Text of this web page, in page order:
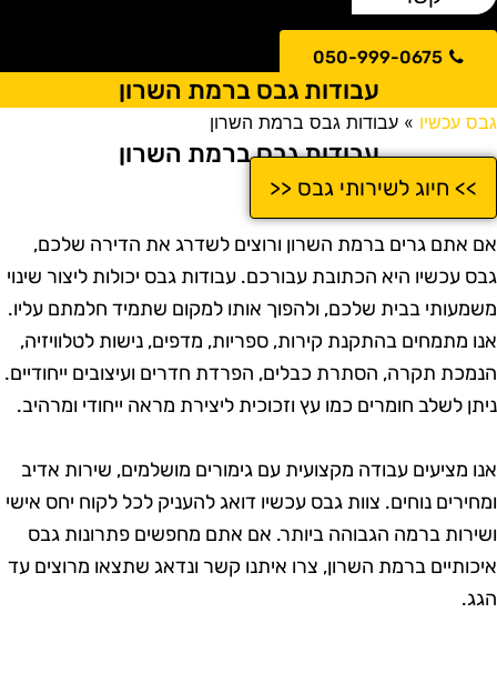
050-999-0675
עבודות גבס ברמת השרון
עכשיו» עבודות גבס ברמת השרון
עבודות גבס ברמת השרון
>> חיוג לשירותי גבס <<
אתם גרים ברמת השרון ורוצים לשדרג את הדירה שלכם,
עכשיו היא הכתובת עבורכם. עבודות גבס יכולות ליצור שינוי
בבית שלכם, ולהפוך אותו למקום שתמיד חלמתם עליו.
מתמחים בהתקנת קירות, ספריות, מדפים, נישות לטלוויזיה,
תקרה, הסתרת כבלים, הפרדת חדרים ועיצובים ייחודיים.
לשלב חומרים כמו עץ וזכוכית ליצירת מראה ייחודי ומרהיב.
מציעים עבודה מקצועית עם גימורים מושלמים, שירות אדיב
נוחים. צוות גבס עכשיו דואג להעניק לכל לקוח יחס אישי
ברמה הגבוהה ביותר. אם אתם מחפשים פתרונות גבס
ברמת השרון, צרו איתנו קשר ונדאג שתצאו מרוצים עד